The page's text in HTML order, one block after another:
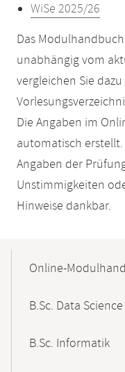
WiSe 2025/26
Das
unabhängig vom
vergleichen Sie
Die Angaben im
automatisch
Angaben der
Unstimmigkeiten
Hinweise dankbar.
NavigationOnline-
B.Sc. Data Science
B.Sc. Informatik